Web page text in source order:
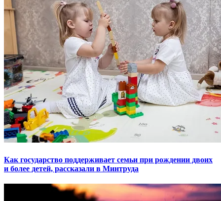
Как государство поддерживает семьи при рождении двоих
и более детей, рассказали в Минтруда